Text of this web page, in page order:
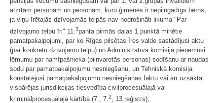
atzītām personām un personām, kuru ģimenēs ir nepilngadīgs bērns,
ja viņu īrētajās dzīvojamās telpās nav nodrošināti likuma "Par
dzīvojamo telpu īri" 11. 3panta pirmās daļas 1.punktā minētie
pamatpakalpojumi, par ko Rīgas pilsētas Īres valde sastādījusi aktu
(par konkrētu dzīvojamo telpu) un Administratīvā komisija pieņēmusi
lēmumu par namīpašnieka (pilnvarotās personas) sodīšanu ar naudas
sodu par pamatpakalpojumu nesniegšanu, un Tehniskā komisija
konstatējusi pamatpakalpojumu nesniegšanas faktu vai arī uzsākta
vispārējas jurisdikcijas tiesvedība civilprocesuālajā vai
kriminālprocesuālajā kārtībā (7., 7. 2 , 13.reģistrs);